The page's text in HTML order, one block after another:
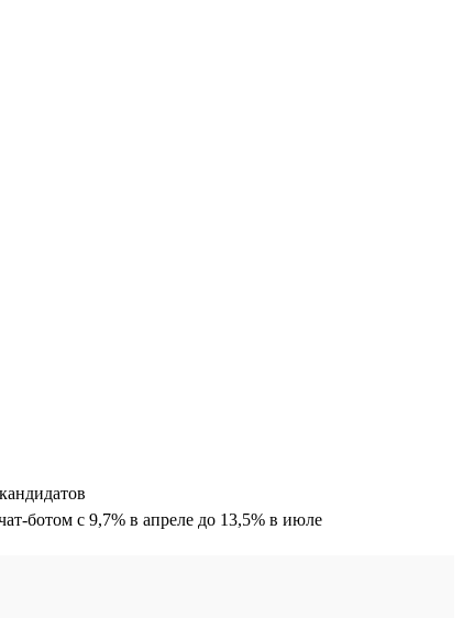
ботом с 9,7% в апреле до 13,5% в июле